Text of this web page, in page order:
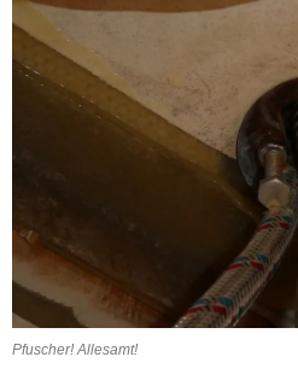
Pfuscher! Allesamt!